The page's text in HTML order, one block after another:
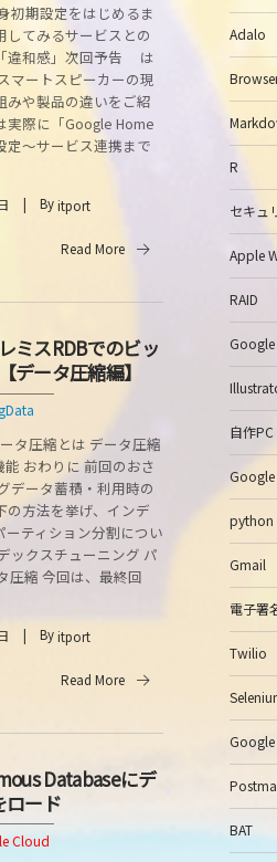
初期設定をはじめるま
してみるサービスとの
違和感」次回予告 は
ートスピーカーの現
みや製品の違いをご紹
実際に「Google Home
定～サービス連携まで
Byitport
Read More
ミスRDBでのビッ
データ圧縮編】
タ圧縮とは データ圧縮
おわりに 前回のおさ
データ蓄積・利用時の
方法を挙げ、インデ
ーティション分割につい
ックスチューニング パ
圧縮 今回は、最終回
Byitport
Read More
Databaseにデ
ロード
Cloud
Adalo
R
セキュ
Apple
RAID
Google
自作PC
Google
python
Gmail
電子署
Twilio
Google
BAT